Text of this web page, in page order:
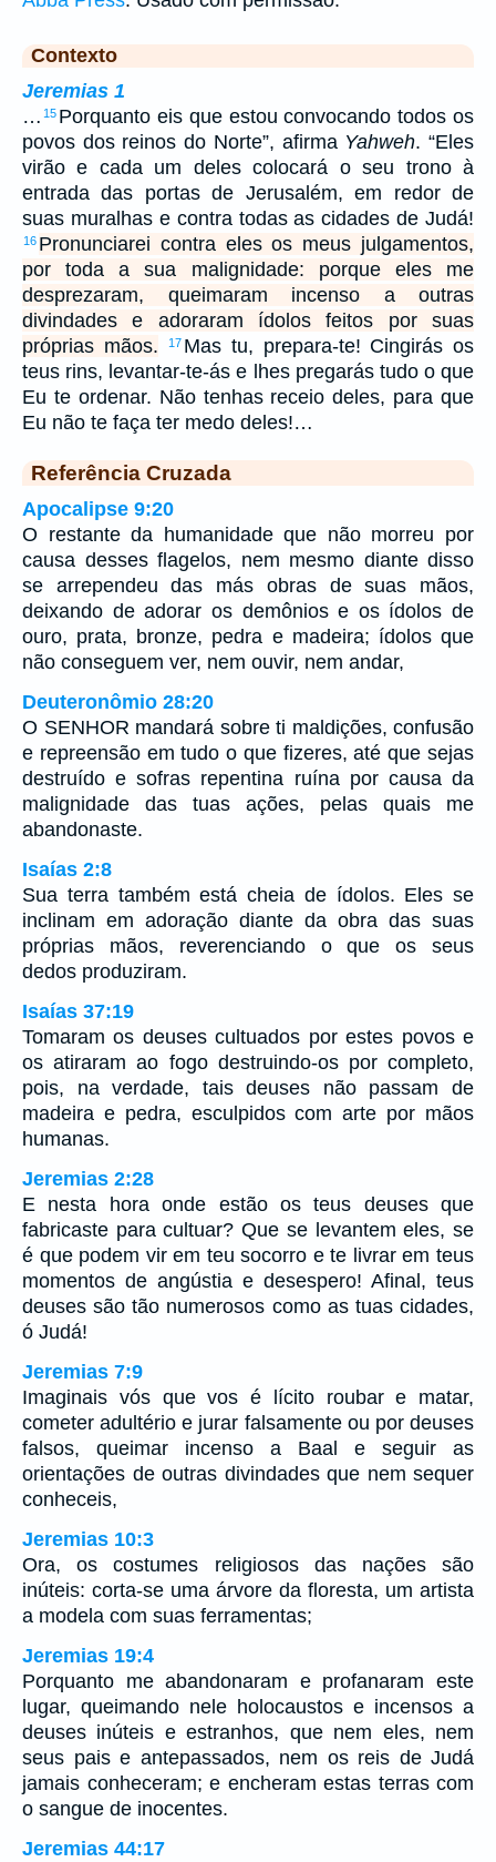
Contexto
Jeremias 1
… 15 Porquanto eis que estou convocando todos os
povos dos reinos do Norte”, afirma Yahweh. “Eles
virão e cada um deles colocará o seu trono à
entrada das portas de Jerusalém, em redor de
suas muralhas e contra todas as cidades de Judá!
16 Pronunciarei contra eles os meus julgamentos,
por toda a sua malignidade: porque eles me
desprezaram, queimaram incenso a outras
divindades e adoraram ídolos feitos por suas
próprias mãos.
17 Mas tu, prepara-te! Cingirás os
teus rins, levantar-te-ás e lhes pregarás tudo o que
Eu te ordenar. Não tenhas receio deles, para que
Eu não te faça ter medo deles!…
Referência Cruzada
Apocalipse 9:20
O restante da humanidade que não morreu por
causa desses flagelos, nem mesmo diante disso
se arrependeu das más obras de suas mãos,
deixando de adorar os demônios e os ídolos de
ouro, prata, bronze, pedra e madeira; ídolos que
não conseguem ver, nem ouvir, nem andar,
Deuteronômio 28:20
O SENHOR mandará sobre ti maldições, confusão
e repreensão em tudo o que fizeres, até que sejas
destruído e sofras repentina ruína por causa da
malignidade das tuas ações, pelas quais me
abandonaste.
Isaías 2:8
Sua terra também está cheia de ídolos. Eles se
inclinam em adoração diante da obra das suas
próprias mãos, reverenciando o que os seus
dedos produziram.
Isaías 37:19
Tomaram os deuses cultuados por estes povos e
os atiraram ao fogo destruindo-os por completo,
pois, na verdade, tais deuses não passam de
madeira e pedra, esculpidos com arte por mãos
humanas.
Jeremias 2:28
E nesta hora onde estão os teus deuses que
fabricaste para cultuar? Que se levantem eles, se
é que podem vir em teu socorro e te livrar em teus
momentos de angústia e desespero! Afinal, teus
deuses são tão numerosos como as tuas cidades,
ó Judá!
Jeremias 7:9
Imaginais vós que vos é lícito roubar e matar,
cometer adultério e jurar falsamente ou por deuses
falsos, queimar incenso a Baal e seguir as
orientações de outras divindades que nem sequer
conheceis,
Jeremias 10:3
Ora, os costumes religiosos das nações são
inúteis: corta-se uma árvore da floresta, um artista
a modela com suas ferramentas;
Jeremias 19:4
Porquanto me abandonaram e profanaram este
lugar, queimando nele holocaustos e incensos a
deuses inúteis e estranhos, que nem eles, nem
seus pais e antepassados, nem os reis de Judá
jamais conheceram; e encheram estas terras com
o sangue de inocentes.
Jeremias 44:17